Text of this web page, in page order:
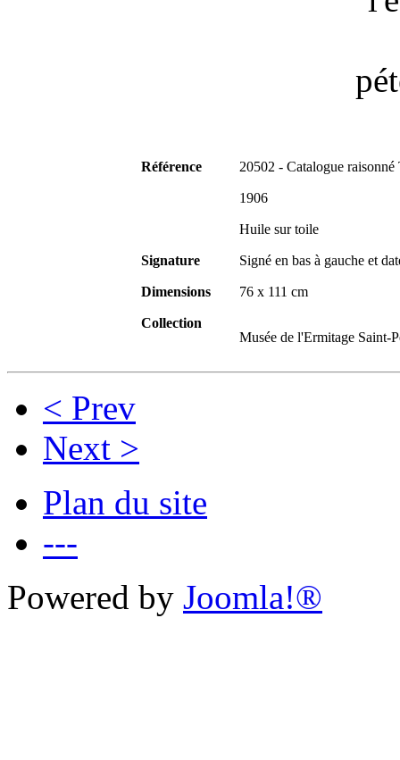
Référence 20502 - Catalogue raisonné
1906
Huile sur toile
Signature Signé en bas à gauche et
Dimensions 76 x 111 cm
Collection
Musée de l'Ermitage Saint-
< Prev
Next >
Plan du site
---
Powered by Joomla!®